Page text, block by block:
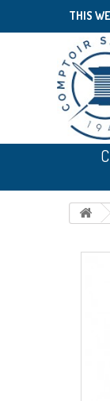
THIS